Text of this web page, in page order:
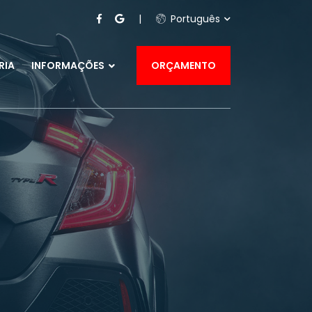
Português
INFORMAÇÕES ORÇAMENTO